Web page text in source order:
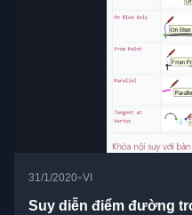
31/1/2020•VI
Suy diễn điểm đường